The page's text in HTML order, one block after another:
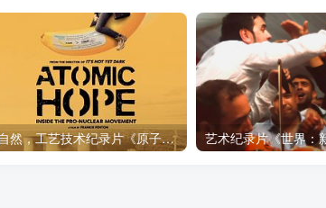
自然，工艺技术纪录片《原子能的希望 Atomic Hope – Inside the Pro-Nuclear Movement》下载